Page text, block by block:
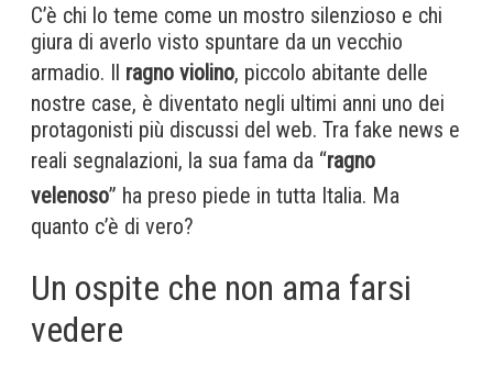
C’è chi lo teme come un mostro silenzioso e chi
giura di averlo visto spuntare da un vecchio
armadio. Il ragno violino, piccolo abitante delle
nostre case, è diventato negli ultimi anni uno dei
protagonisti più discussi del web. Tra fake news e
reali segnalazioni, la sua fama da “ragno
velenoso” ha preso piede in tutta Italia. Ma
quanto c’è di vero?
Un ospite che non ama farsi
vedere